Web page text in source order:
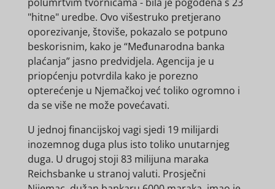
"hitne" uredbe. Ovo višestruko pretjerano
oporezivanje, štoviše, pokazalo se potpuno
beskorisnim, kako je “Međunarodna banka
plaćanja” jasno predvidjela. Agencija je u
priopćenju potvrdila kako je porezno
opterećenje u Njemačkoj već toliko ogromno i
da se više ne može povećavati.
U jednoj financijskoj vagi sjedi 19 milijardi
inozemnog duga plus isto toliko unutarnjeg
duga. U drugoj stoji 83 milijuna maraka
Reichsbanke u stranoj valuti. Prosječni